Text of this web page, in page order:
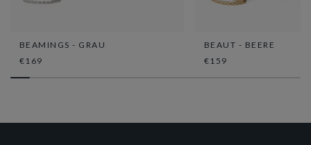
BEAMINGS - GRAU
€169
BEAUT - BEERE
€159